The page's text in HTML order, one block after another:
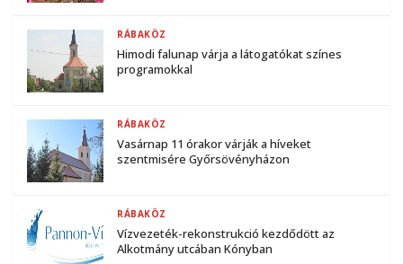
Himodi falunap várja a látogatókat színes
programokkal
RÁBAKÖZ
Vasárnap 11 órakor várják a híveket
szentmisére Győrsövényházon
RÁBAKÖZ
Vízvezeték-rekonstrukció kezdődött az
Alkotmány utcában Kónyban
RÁBAKÖZ